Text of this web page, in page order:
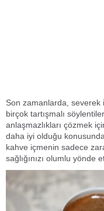
Son zamanlarda, severek
birçok tartışmalı
anlaşmazlıkları çözmek
daha iyi olduğu
kahve içmenin sadece
sağlığınızı olumlu yönde